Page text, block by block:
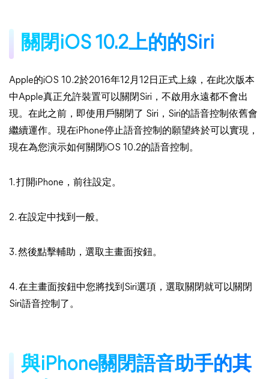
關閉iOS 10.2上的的Siri
Apple的iOS 10.2於2016年12月12日正式上線，在此次版本
中Apple真正允許裝置可以關閉Siri，不啟用永遠都不會出
現。在此之前，即使用戶關閉了 Siri，Siri的語音控制依舊會
繼續運作。現在iPhone停止語音控制的願望終於可以實現，
現在為您演示如何關閉iOS 10.2的語音控制。
1. 打開iPhone，前往設定。
2. 在設定中找到一般。
3. 然後點擊輔助，選取主畫面按鈕。
4. 在主畫面按鈕中您將找到Siri選項，選取關閉就可以關閉
Siri語音控制了。
與iPhone關閉語音助手的其